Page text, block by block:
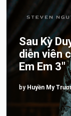
Sau Kỳ
diễn viên
Em Em 3″
by Huyền My